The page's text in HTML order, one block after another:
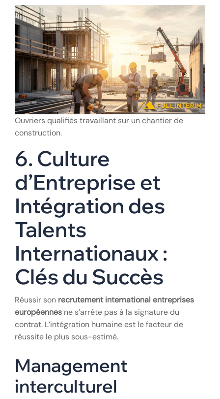
Ouvriers qualifiés travaillant sur un chantier de
construction.
6. Culture
d’Entreprise et
Intégration des
Talents
Internationaux :
Clés du Succès
Réussir son recrutement international entreprises
européennes ne s’arrête pas à la signature du
contrat. L’intégration humaine est le facteur de
réussite le plus sous-estimé.
Management
interculturel